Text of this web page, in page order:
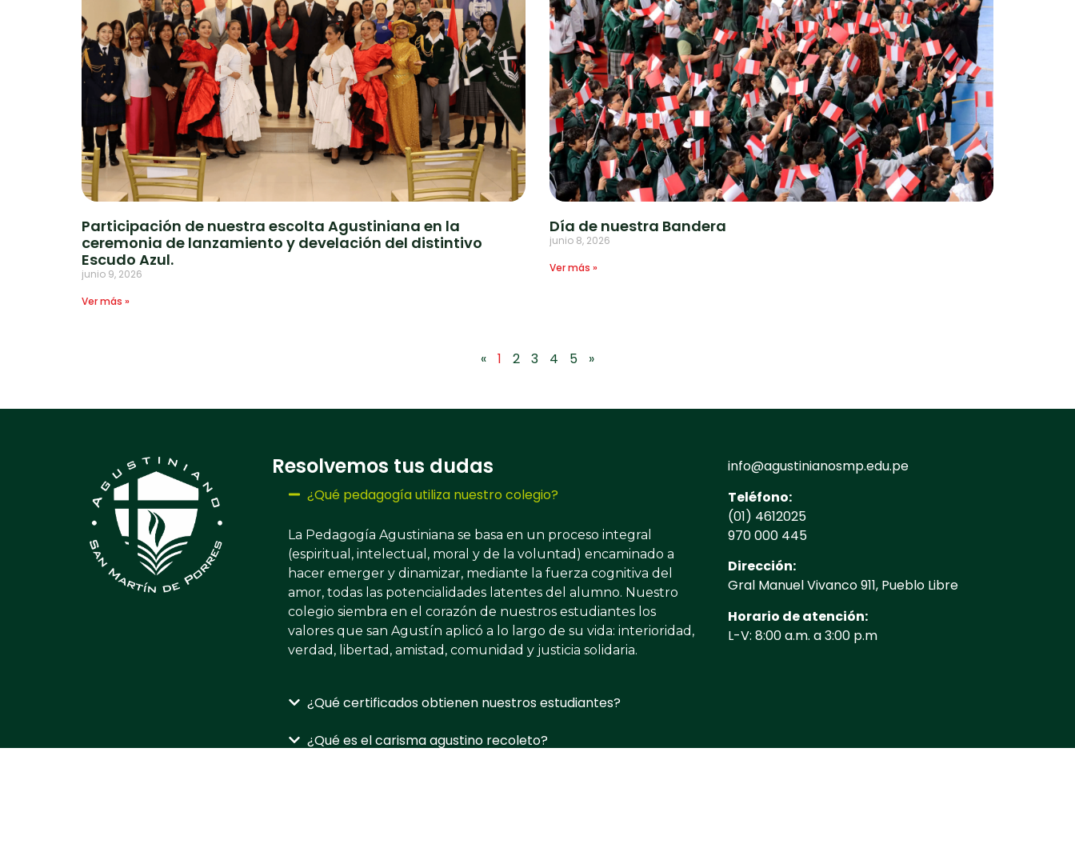
Participación de nuestra escolta Agustiniana en la
ceremonia de lanzamiento y develación del distintivo
Escudo Azul.
junio 9, 2026
Ver más »
Día de nuestra Bandera
junio 8, 2026
Ver más »
« 1 2 3 4 5 »
Resolvemos tus dudas
¿Qué pedagogía utiliza nuestro colegio?
La Pedagogía Agustiniana se basa en un proceso integral
(espiritual, intelectual, moral y de la voluntad) encaminado a
hacer emerger y dinamizar, mediante la fuerza cognitiva del
amor, todas las potencialidades latentes del alumno.​ Nuestro
colegio siembra en el corazón de nuestros estudiantes los
valores que san Agustín aplicó a lo largo de su vida: interioridad,
verdad, libertad, amistad, comunidad y justicia solidaria.
¿Qué certificados obtienen nuestros estudiantes?
¿Qué es el carisma agustino recoleto?
info@agustinianosmp.edu.pe
Teléfono:
(01) 4612025
970 000 445
Dirección:
Gral Manuel Vivanco 911, Pueblo Libre
Horario de atención:
L-V: 8:00 a.m. a 3:00 p.m